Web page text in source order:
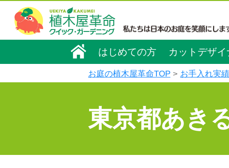
はじめての方 カットデザイ
お庭の植木屋革命TOP お手入れ実績
東京都あき